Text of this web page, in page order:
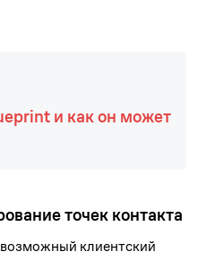
и как он может
точек контакта
клиентский